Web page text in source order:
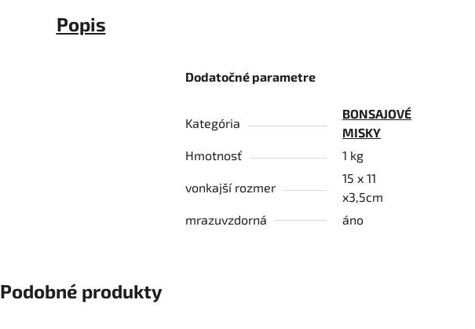
Popis
Dodatočné parametre
Kategória
BONSAJOVÉ
MISKY
Hmotnosť
1 kg
vonkajší rozmer
15 x 11
x3,5cm
mrazuvzdorná
áno
Podobné produkty